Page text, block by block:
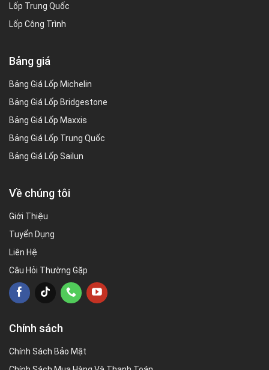
Lốp Trung Quốc
Lốp Công Trình
Bảng giá
Bảng Giá Lốp Michelin
Bảng Giá Lốp Bridgestone
Bảng Giá Lốp Maxxis
Bảng Giá Lốp Trung Quốc
Bảng Giá Lốp Sailun
Về chúng tôi
Giới Thiệu
Tuyển Dụng
Liên Hệ
Câu Hỏi Thường Gặp
Chính sách
Chính Sách Bảo Mật